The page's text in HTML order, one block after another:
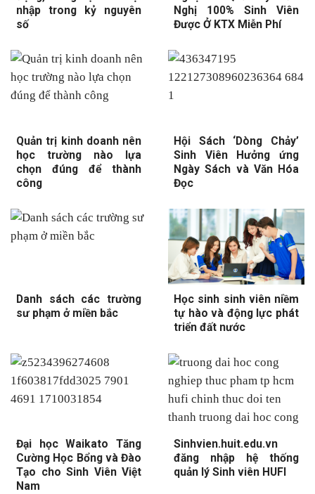
nhập trong kỷ nguyên
số
Nghị 100% Sinh Viên
Được Ở KTX Miễn Phí
Quản trị kinh doanh nên
học trường nào lựa
chọn đúng để thành
công
Hội Sách ‘Dòng Chảy’
Sinh Viên Hưởng ứng
Ngày Sách và Văn Hóa
Đọc
Danh sách các trường
sư phạm ở miền bắc
Học sinh sinh viên niềm
tự hào và động lực phát
triển đất nước
Đại học Waikato Tăng
Cường Học Bổng và Đào
Tạo cho Sinh Viên Việt
Nam
Sinhvien.huit.edu.vn
đăng nhập hệ thống
quản lý Sinh viên HUFI